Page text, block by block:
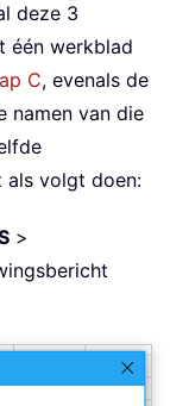
deze 3
één werkblad
C, evenals de
namen van die
als volgt doen:
>